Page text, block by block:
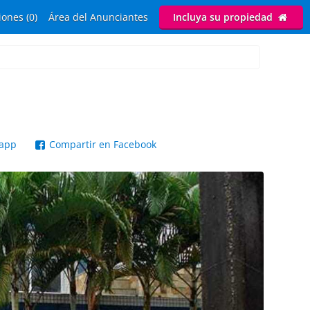
(0) Área del Anunciantes Incluya su propiedad
Compartir en Facebook